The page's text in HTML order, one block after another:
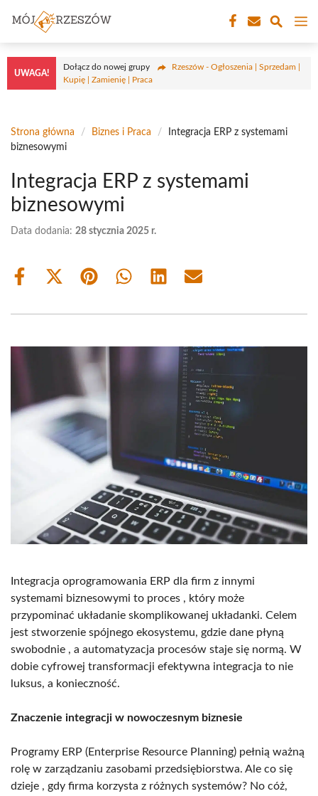
treści
UWAGA!
Dołącz do nowej grupy
Rzeszów - Ogłoszenia | Sprzedam |
Kupię | Zamienię | Praca
Strona główna / Biznes i Praca /
Integracja ERP z systemami
biznesowymi
Integracja ERP z systemami
biznesowymi
Data dodania: 28 stycznia 2025 r.
Share
Share
(Twitter)
Share Share Share Share
Integracja oprogramowania ERP dla firm z innymi
systemami biznesowymi to proces , który może
przypominać układanie skomplikowanej układanki. Celem
jest stworzenie spójnego ekosystemu, gdzie dane płyną
swobodnie , a automatyzacja procesów staje się normą. W
dobie cyfrowej transformacji efektywna integracja to nie
luksus, a konieczność.
Znaczenie integracji w nowoczesnym biznesie
Programy ERP (Enterprise Resource Planning) pełnią ważną
rolę w zarządzaniu zasobami przedsiębiorstwa. Ale co się
dzieje , gdy firma korzysta z różnych systemów? No cóż,